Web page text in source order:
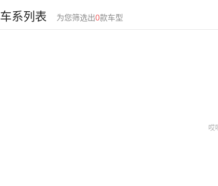
车系列表 为您筛选出0款车型
哎